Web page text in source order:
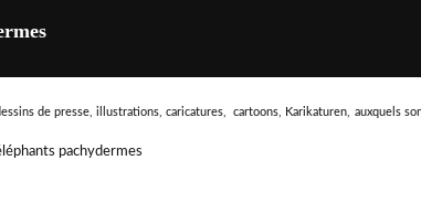
de presse, illustrations, caricatures, cartoons, Karikaturen, auxquels
pachydermes